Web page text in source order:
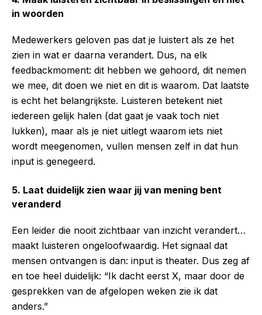
in woorden
Medewerkers geloven pas dat je luistert als ze het
zien in wat er daarna verandert. Dus, na elk
feedbackmoment: dit hebben we gehoord, dit nemen
we mee, dit doen we niet en dit is waarom. Dat laatste
is echt het belangrijkste. Luisteren betekent niet
iedereen gelijk halen (dat gaat je vaak toch niet
lukken), maar als je niet uitlegt waarom iets niet
wordt meegenomen, vullen mensen zelf in dat hun
input is genegeerd.
5. Laat duidelijk zien waar jij van mening bent
veranderd
Een leider die nooit zichtbaar van inzicht verandert…
maakt luisteren ongeloofwaardig. Het signaal dat
mensen ontvangen is dan: input is theater. Dus zeg af
en toe heel duidelijk: “Ik dacht eerst X, maar door de
gesprekken van de afgelopen weken zie ik dat
anders.”